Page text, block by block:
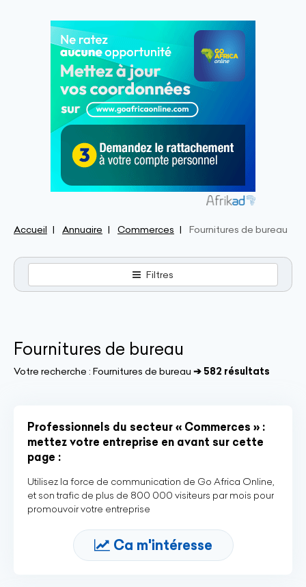
Accueil Annuaire Commerces Fournitures de bureau
Filtres
Fournitures de bureau
Votre recherche : Fournitures de bureau ➔ 582 résultats
Professionnels du secteur « Commerces » :
mettez votre entreprise en avant sur cette
page :
Utilisez la force de communication de Go Africa Online,
et son trafic de plus de 800 000 visiteurs par mois pour
promouvoir votre entreprise
Ca m'intéresse